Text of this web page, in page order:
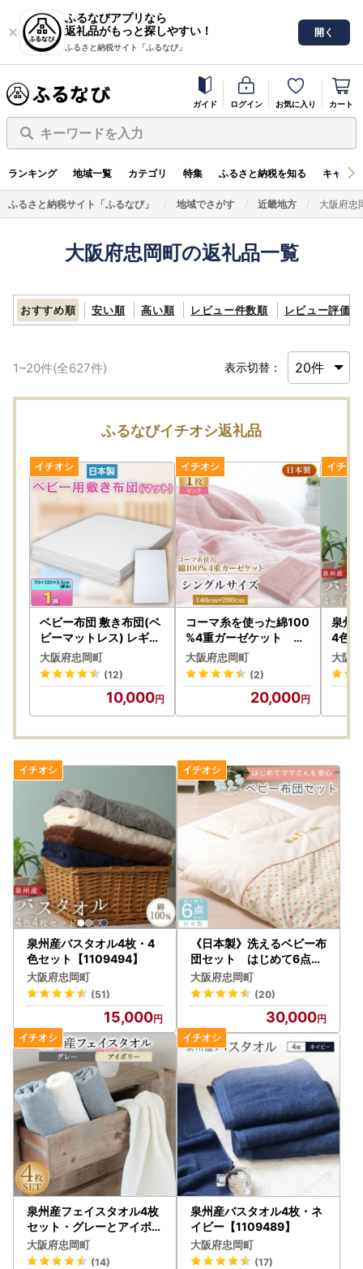
ふるなびアプリなら
返礼品がもっと探しやすい！
ふるさと納税サイト「ふるなび」
開く
ガイド ログイン お気に入り カート
キーワードを入力
ランキング 地域一覧 カテゴリ 特集 ふるさと納税を知る キャン
ふるさと納税サイト「ふるなび」 地域でさがす 近畿地方 大阪府忠
大阪府忠岡町の返礼品一覧
おすすめ順 安い順 高い順 レビュー件数順 レビュー評価順
1~20件(全627件) 表示切替：
ふるなびイチオシ返礼品
ベビー布団 敷き布団(ベ
ビーマットレス) レギュ
ラー サイズ 70×120c
m【1140704】
大阪府忠岡町
(12)
10,000
コーマ糸を使った綿100
%4重ガーゼケット ピ
ンク【1052955】
大阪府忠岡町
(2)
20,000
泉州
4色
大阪
泉州産バスタオル4枚・4
色セット【1109494】
大阪府忠岡町
(51)
15,000
《日本製》洗えるベビー布
団セット はじめて6点セ
ット (ベージュ)【10511
64】
大阪府忠岡町
(20)
30,000
泉州産フェイスタオル4枚
セット・グレーとアイボリ
ー【1082361】
大阪府忠岡町
(14)
泉州産バスタオル4枚・ネ
イビー【1109489】
大阪府忠岡町
(17)